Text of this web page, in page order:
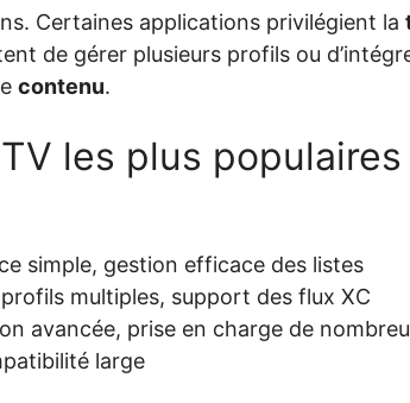
Certaines applications privilégient la
de gérer plusieurs profils ou
contenu.
les plus
simple, gestion efficace des listes
multiples, support des flux XC
avancée, prise en charge de
large